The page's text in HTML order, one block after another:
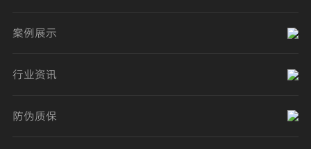
案例展示
行业资讯
防伪质保